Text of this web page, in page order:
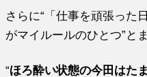
さらに“「仕事を頑張った
がマイルールのひとつ”とま
“ほろ酔い状態の今田はた